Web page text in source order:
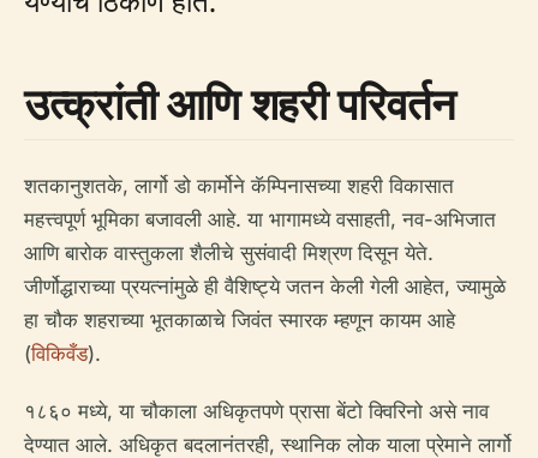
उत्क्रांती आणि शहरी परिवर्तन
शतकानुशतके, लार्गो डो कार्मोने कॅम्पिनासच्या शहरी विकासात
महत्त्वपूर्ण भूमिका बजावली आहे. या भागामध्ये वसाहती, नव-अभिजात
आणि बारोक वास्तुकला शैलीचे सुसंवादी मिश्रण दिसून येते.
जीर्णोद्धाराच्या प्रयत्नांमुळे ही वैशिष्ट्ये जतन केली गेली आहेत, ज्यामुळे
हा चौक शहराच्या भूतकाळाचे जिवंत स्मारक म्हणून कायम आहे
(विकिवँड).
१८६० मध्ये, या चौकाला अधिकृतपणे प्रासा बेंटो क्विरिनो असे नाव
देण्यात आले. अधिकृत बदलानंतरही, स्थानिक लोक याला प्रेमाने लार्गो